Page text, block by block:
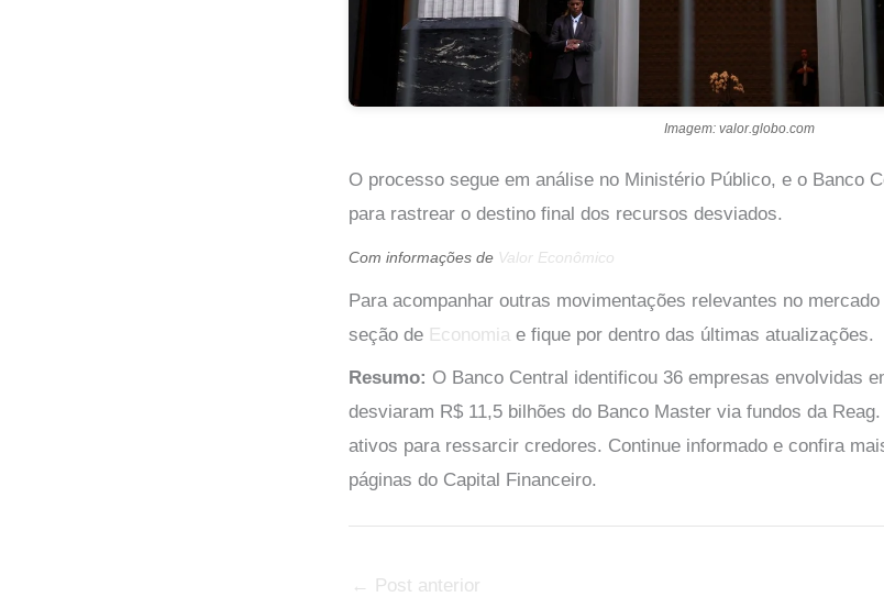
Imagem: valor.globo.com
O processo segue em análise no Ministério Público, e o Banco
para rastrear o destino final dos recursos desviados.
Com informações de Valor Econômico
Para acompanhar outras movimentações relevantes no
seção de Economia e fique por dentro das últimas atualizações.
Resumo: O Banco Central identificou 36 empresas envolvidas
desviaram R$ 11,5 bilhões do Banco Master via fundos da
ativos para ressarcir credores. Continue informado e confira
páginas do Capital Financeiro.
← Post anterior